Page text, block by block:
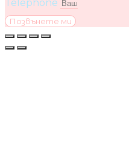
Telephone
Позвънете ми